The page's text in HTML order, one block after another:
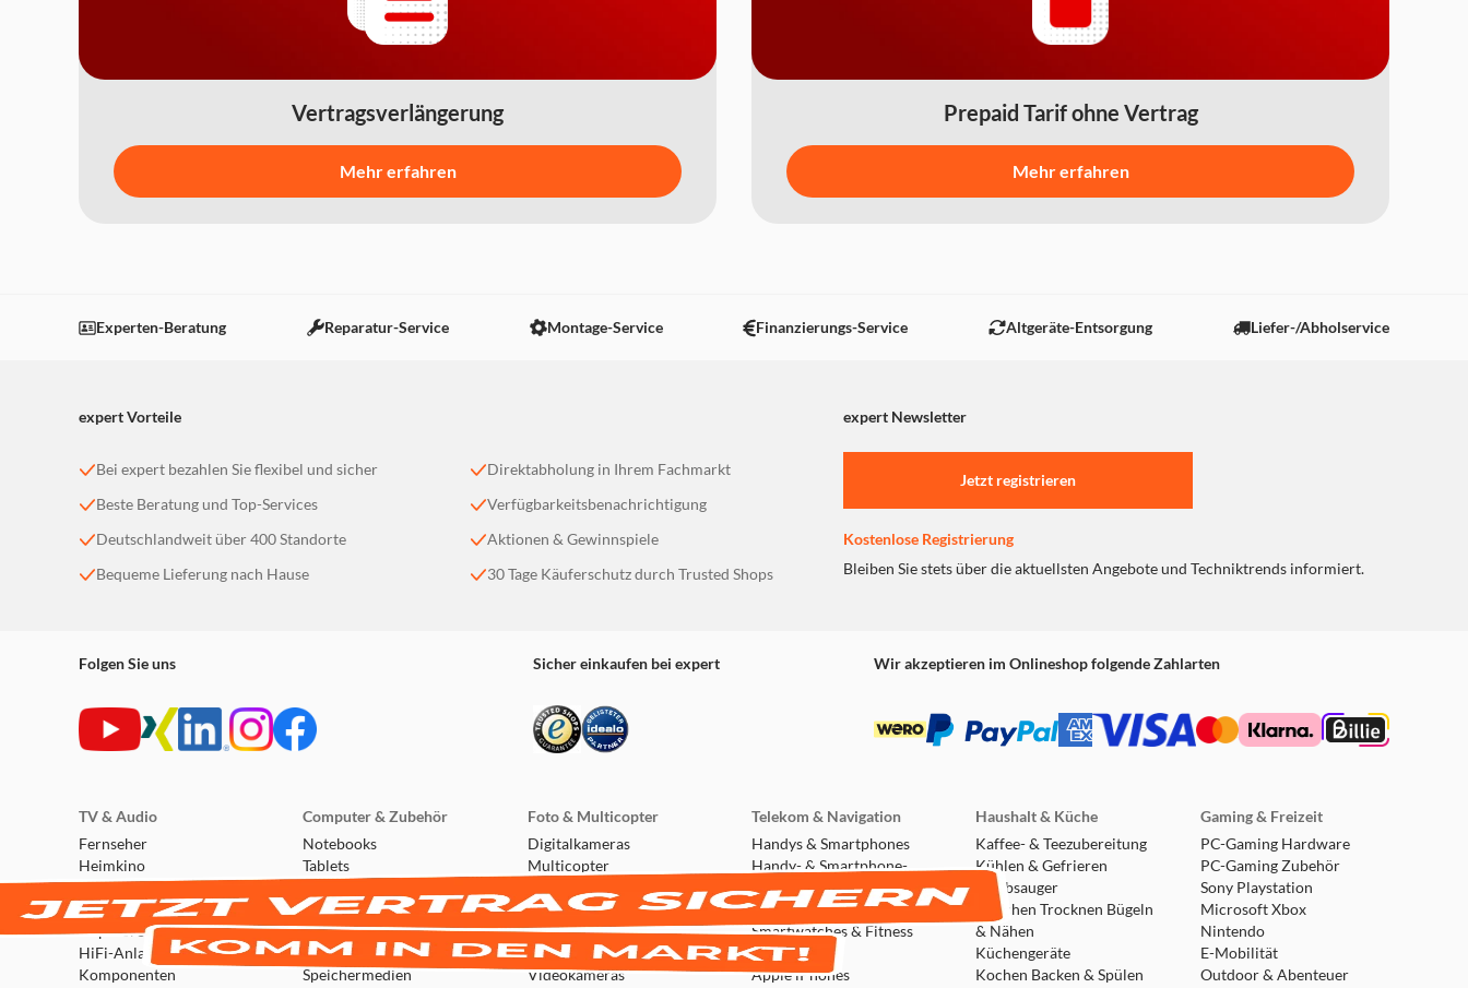
Vertragsverlängerung
Mehr erfahren
Prepaid Tarif ohne Vertrag
Mehr erfahren
Experten-Beratung Reparatur-Service Montage-Service Finanzierungs-Service Altgeräte-Entsorgung Liefer-/Abholservice
expert Vorteile expert Newsletter
Bei expert bezahlen Sie flexibel und sicher
Beste Beratung und Top-Services
Deutschlandweit über 400 Standorte
Bequeme Lieferung nach Hause
Direktabholung in Ihrem Fachmarkt
Verfügbarkeitsbenachrichtigung
Aktionen & Gewinnspiele
30 Tage Käuferschutz durch Trusted Shops
Jetzt registrieren
Kostenlose Registrierung
Bleiben Sie stets über die aktuellsten Angebote und Techniktrends informiert.
Folgen Sie uns Sicher einkaufen bei expert Wir akzeptieren im Onlineshop folgende Zahlarten
TV & Audio
Fernseher
Heimkino
DVD- & Blu-ray-Player
Empfangstechnik
Kopfhörer
HiFi-Anlagen &
Komponenten
Computer & Zubehör
Notebooks
Tablets
Monitore & Beamer
Netzwerk
Drucker & Scanner
Speichermedien
Foto & Multicopter
Digitalkameras
Multicopter
Action & Outdoor
Sofortbildkameras
Objektive
Speicherkarten
Videokameras
Telekom & Navigation
Handys & Smartphones
Handy- & Smartphone-
Zubehör
Handy-Autozubehör
Smartwatches & Fitness
Tracker
Apple iPhones
Haushalt & Küche
Kaffee- & Teezubereitung
Kühlen & Gefrieren
Staubsauger
Waschen Trocknen Bügeln
& Nähen
Küchengeräte
Kochen Backen & Spülen
Gaming & Freizeit
PC-Gaming Hardware
PC-Gaming Zubehör
Sony Playstation
Microsoft Xbox
Nintendo
E-Mobilität
Outdoor & Abenteuer